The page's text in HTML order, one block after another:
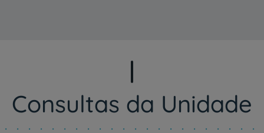
Consultas da Unidade